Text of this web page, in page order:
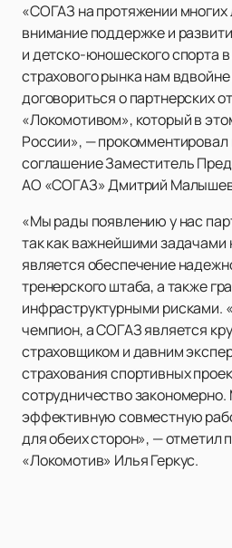
«СОГАЗ на протяжении многих
внимание поддержке и
и детско-юношеского спорта
страхового рынка нам
договориться о партнерских
«Локомотивом», который в
России», —
соглашение Заместитель
АО «СОГАЗ» Дмитрий
«Мы рады появлению у нас
так как важнейшими задачами
является обеспечение
тренерского штаба, а также
инфраструктурными рисками.
чемпион, а СОГАЗ является
страховщиком и давним
страхования спортивных
сотрудничество
эффективную совместную
для обеих сторон», — отметил
«Локомотив» Илья Геркус.